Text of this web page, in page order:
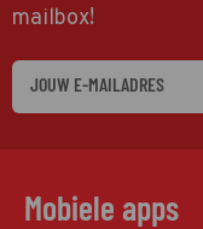
mailbox!
Mobiele apps